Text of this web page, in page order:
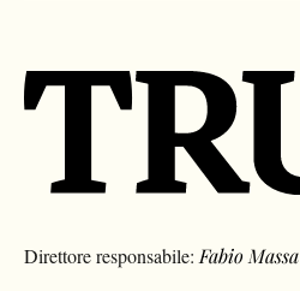
Direttore responsabile: Fabio Massa